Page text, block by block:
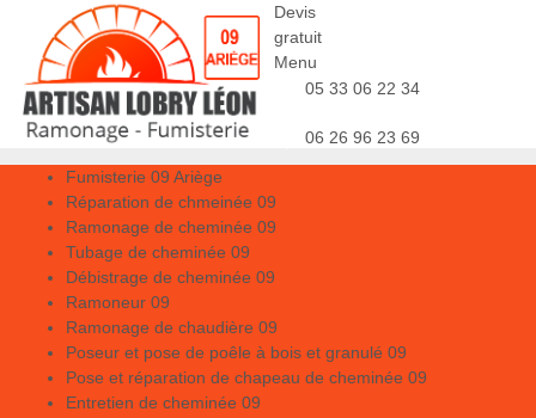
Devis
gratuit
Menu
05 33 06 22 34
06 26 96 23 69
Fumisterie 09 Ariège
Réparation de chmeinée 09
Ramonage de cheminée 09
Tubage de cheminée 09
Débistrage de cheminée 09
Ramoneur 09
Ramonage de chaudière 09
Poseur et pose de poêle à bois et granulé 09
Pose et réparation de chapeau de cheminée 09
Entretien de cheminée 09